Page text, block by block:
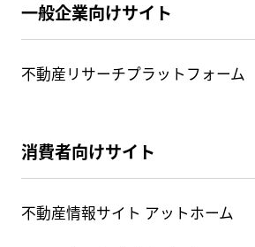
一般企業向けサイト
不動産リサーチプラットフォーム
消費者向けサイト
不動産情報サイト アットホーム